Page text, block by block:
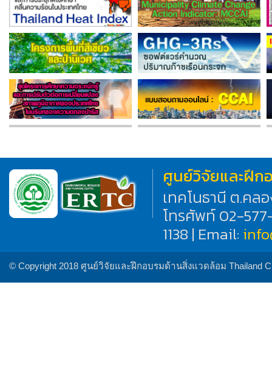
ศูนย์วิจัยและฝึ
เทคโนธานี ต.คล
โทรศัพท์ 02-
1138 | Email:
© Copyright 2018 ศูนย์วิจัยและฝึกอบรมด้านสิ่งแวดล้อม Thailand